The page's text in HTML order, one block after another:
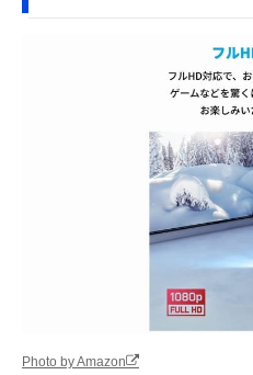
Photo by Amazon